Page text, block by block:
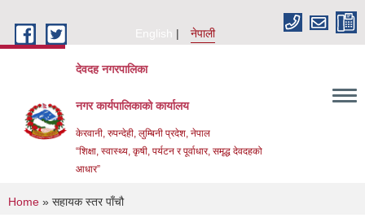
English
नेपाली
देवदह नगरपालिका
नगर कार्यपालिकाको कार्यालय
केरवानी, रुपन्देही, लुम्बिनी प्रदेश, नेपाल
“शिक्षा, स्वास्थ्य, कृषी, पर्यटन र पूर्वाधार, समृद्ध देवदहको
आधार”
You are here
Home » सहायक स्तर पाँचौ